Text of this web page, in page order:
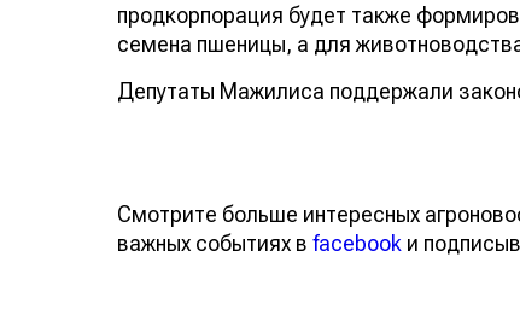
продкорпорация будет также
семена пшеницы, а для
Депутаты Мажилиса поддержали
Смотрите больше интересных
важных событиях в facebook и